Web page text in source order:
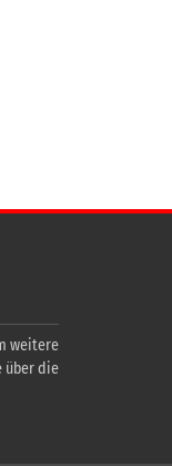
weitere
über die